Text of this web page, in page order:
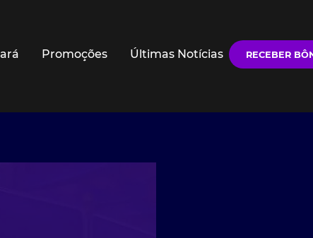
Promoções Últimas Notícias RECEBER